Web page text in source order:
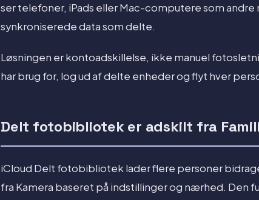
ser telefoner, iPads eller Mac-computere som
synkroniserede data som delte.
Løsningen er kontoadskillelse, ikke manuel
har brug for, log ud af delte enheder og flyt hver
Delt fotobibliotek er adskilt fra
iCloud Delt fotobibliotek lader flere personer
fra Kamera baseret på indstillinger og nærhed. Den